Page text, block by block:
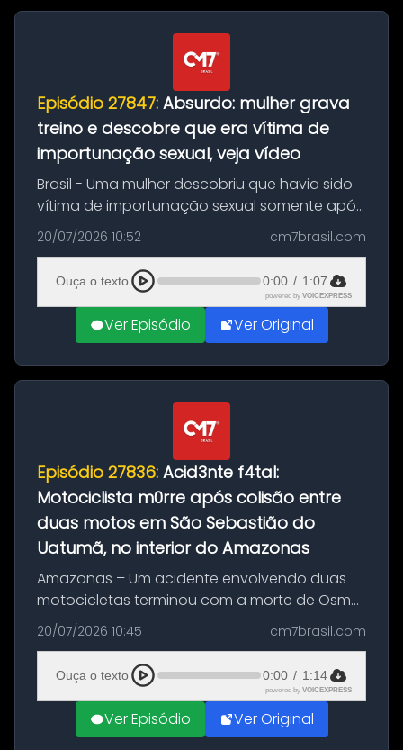
Episódio 27847: Absurdo: mulher grava
treino e descobre que era vítima de
importunação sexual, veja vídeo
Brasil - Uma mulher descobriu que havia sido
vítima de importunação sexual somente após
assistir a um vídeo que gravou enquanto
treinava na academia de um condomínio em
Feira de Santana, na Bahia. O c...
20/07/2026 10:52 cm7brasil.com
Ouça o texto 0:00 / 1:07
powered by VOICEXPRESS
Ver Episódio Ver Original
Episódio 27836: Acid3nte f4tal:
Motociclista m0rre após colisão entre
duas motos em São Sebastião do
Uatumã, no interior do Amazonas
Amazonas – Um acidente envolvendo duas
motocicletas terminou com a morte de Osmar
Figueiredo de Souza, de 38 anos, no município
de São Sebastião do Uatumã, no interior do
Amazonas. A colisão ocorreu n...
20/07/2026 10:45 cm7brasil.com
Ouça o texto 0:00 / 1:14
powered by VOICEXPRESS
Ver Episódio Ver Original